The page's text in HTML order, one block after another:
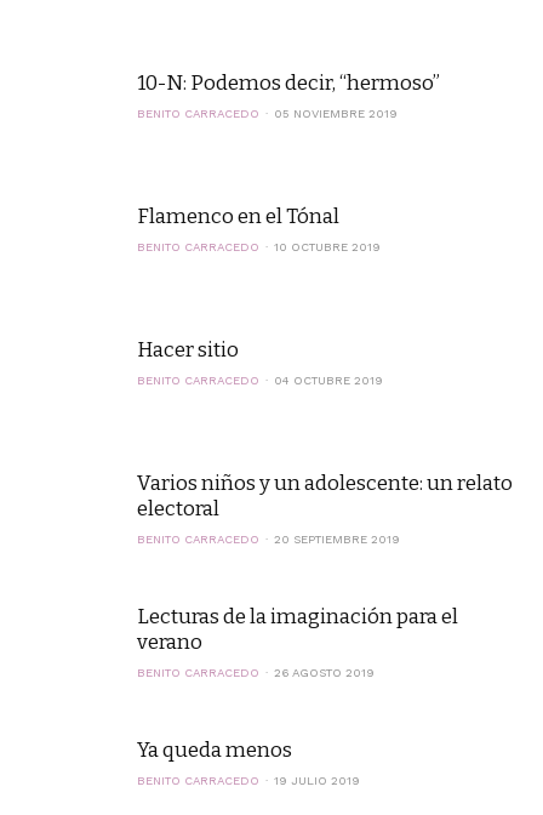
10-N: Podemos decir, “hermoso”
BENITO CARRACEDO 05 NOVIEMBRE 2019
Flamenco en el Tónal
BENITO CARRACEDO 10 OCTUBRE 2019
Hacer sitio
BENITO CARRACEDO 04 OCTUBRE 2019
Varios niños y un adolescente: un relato
electoral
BENITO CARRACEDO 20 SEPTIEMBRE 2019
Lecturas de la imaginación para el
verano
BENITO CARRACEDO 26 AGOSTO 2019
Ya queda menos
BENITO CARRACEDO 19 JULIO 2019